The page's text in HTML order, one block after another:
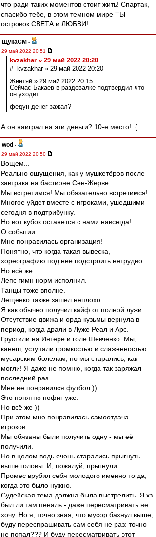
что ради таких моментов стоит жить! Спартак,
спасибо тебе, в этом темном мире ТЫ
островок СВЕТА и ЛЮБВИ!
ЩукаСМ -
29 май 2022 20:51
kvzakhar » 29 май 2022 20:20
# kvzakhar » 29 май 2022 20:20
Жентяй » 29 май 2022 20:15
Сейчас Бакаев в раздевалке подтвердил что
он уходит
федун денег зажал?
А он наиграл на эти деньги? 10-е место! :(
wod -
29 май 2022 20:50
Вощем...
Реально ощущения, как у мушкетёров после
завтрака на бастионе Сен-Жерве.
Мы встретимся! Мы обязательно встретимся!
Многое уйдет вместе с игроками, ушедшими
сегодня в подтрибунку.
Но вот кубок останется с нами навсегда!
О событии:
Мне понравилась организация!
Понятно, что когда такая вывеска,
хореографию под неё подстроить нетрудно.
Но всё же.
Лепс гимн норм исполнил.
Танцы тоже вполне.
Лещенко также зашёл неплохо.
Я как обычно получил кайф от полной лужи.
Отсутствие движа и орда кузьмы вернула в
период, когда драли в Луже Реал и Арс.
Грустили на Интере и голе Шевченко. Мы,
канеш, уступали громкостью и слаженностью
мусарским болелам, но мы старались, как
могли! Я даже не помню, когда так заряжал
последний раз.
Мне не понравился футбол ))
Это понятно пофиг уже.
Но всё же ))
При этом мне понравилась самоотдача
игроков.
Мы обязаны были получить одну - мы её
получили.
Но в целом ведь очень старались прыгнуть
выше головы. И, пожалуй, прыгнули.
Промес врубил себя молодого именно тогда,
когда это было нужно.
Судейская тема должна была выстрелить. Я хз
был ли там пеналь - даже пересматривать не
хочу. Но я, точно зная, что мусор бахнул выше,
буду переспрашивать сам себя не раз: точно
не попал??? И буду пересматривать этот